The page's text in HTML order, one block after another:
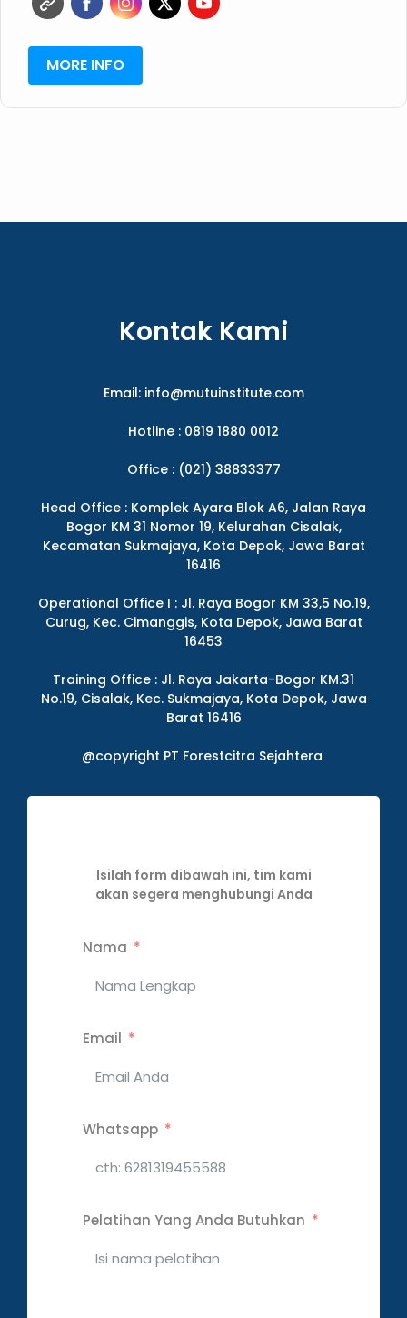
MORE INFO
Kontak Kami
Email: info@mutuinstitute.com
Hotline : 0819 1880 0012
Office : (021) 38833377
Head Office : Komplek Ayara Blok A6, Jalan Raya
Bogor KM 31 Nomor 19, Kelurahan Cisalak,
Kecamatan Sukmajaya, Kota Depok, Jawa Barat
16416
Operational Office I : Jl. Raya Bogor KM 33,5 No.19,
Curug, Kec. Cimanggis, Kota Depok, Jawa Barat
16453
Training Office : Jl. Raya Jakarta-Bogor KM.31
No.19, Cisalak, Kec. Sukmajaya, Kota Depok, Jawa
Barat 16416
@copyright PT Forestcitra Sejahtera
Isilah form dibawah ini, tim kami
akan segera menghubungi Anda
Nama
Email
Whatsapp
Pelatihan Yang Anda Butuhkan